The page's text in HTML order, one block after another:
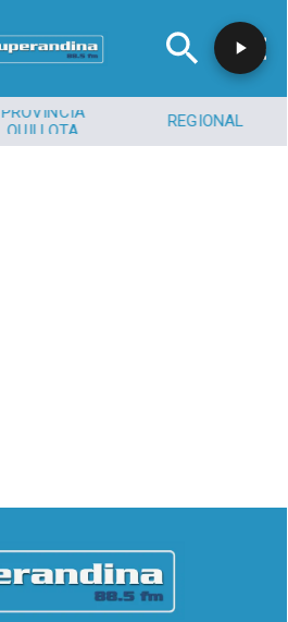
PROVINCIA
QUILLOTA
REGIONAL